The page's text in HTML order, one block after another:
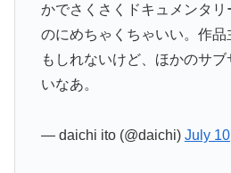
かでさくさくドキュメンタリ
のにめちゃくちゃいい。作
もしれないけど、ほかのサ
いなあ。
— daichi ito (@daichi) July